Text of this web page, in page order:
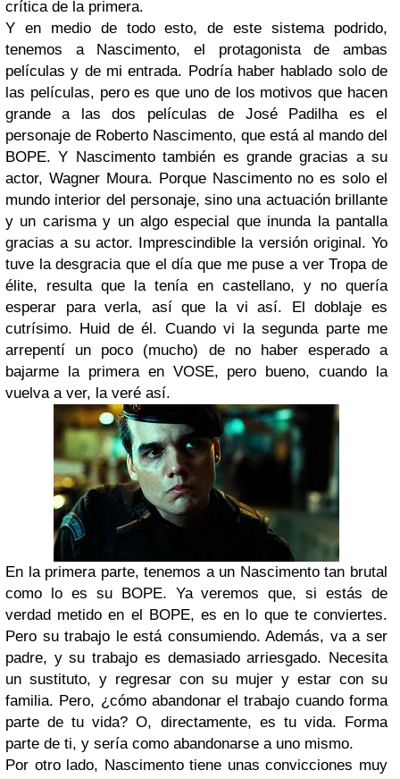
crítica de la primera.
Y en medio de todo esto, de este sistema podrido,
tenemos a Nascimento, el protagonista de ambas
películas y de mi entrada. Podría haber hablado solo de
las películas, pero es que uno de los motivos que hacen
grande a las dos películas de José Padilha es el
personaje de Roberto Nascimento, que está al mando del
BOPE. Y Nascimento también es grande gracias a su
actor, Wagner Moura. Porque Nascimento no es solo el
mundo interior del personaje, sino una actuación brillante
y un carisma y un algo especial que inunda la pantalla
gracias a su actor. Imprescindible la versión original. Yo
tuve la desgracia que el día que me puse a ver Tropa de
élite, resulta que la tenía en castellano, y no quería
esperar para verla, así que la vi así. El doblaje es
cutrísimo. Huid de él. Cuando vi la segunda parte me
arrepentí un poco (mucho) de no haber esperado a
bajarme la primera en VOSE, pero bueno, cuando la
vuelva a ver, la veré así.
En la primera parte, tenemos a un Nascimento tan brutal
como lo es su BOPE. Ya veremos que, si estás de
verdad metido en el BOPE, es en lo que te conviertes.
Pero su trabajo le está consumiendo. Además, va a ser
padre, y su trabajo es demasiado arriesgado. Necesita
un sustituto, y regresar con su mujer y estar con su
familia. Pero, ¿cómo abandonar el trabajo cuando forma
parte de tu vida? O, directamente, es tu vida. Forma
parte de ti, y sería como abandonarse a uno mismo.
Por otro lado, Nascimento tiene unas convicciones muy